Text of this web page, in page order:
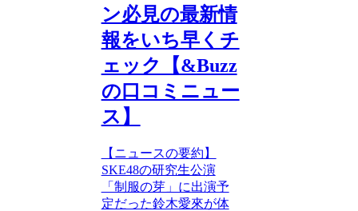
ン必見の最新情
報をいち早くチ
ェック【&Buzz
の口コミニュー
ス】
【ニュースの要約】
SKE48の研究生公演
「制服の芽」に出演予
定だった鈴木愛來が体